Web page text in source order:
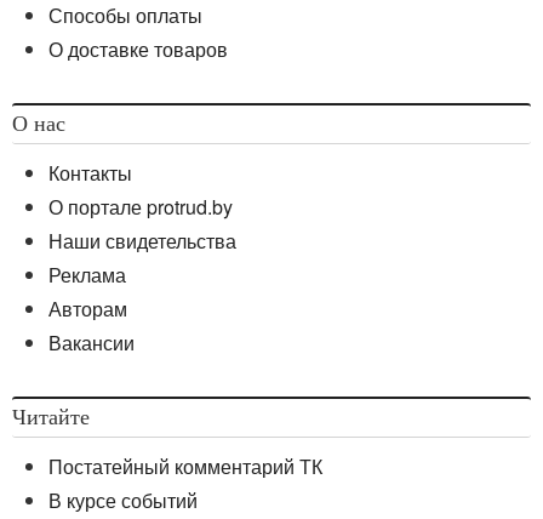
Способы оплаты
О доставке товаров
О нас
Контакты
О портале protrud.by
Наши свидетельства
Реклама
Авторам
Вакансии
Читайте
Постатейный комментарий ТК
В курсе событий